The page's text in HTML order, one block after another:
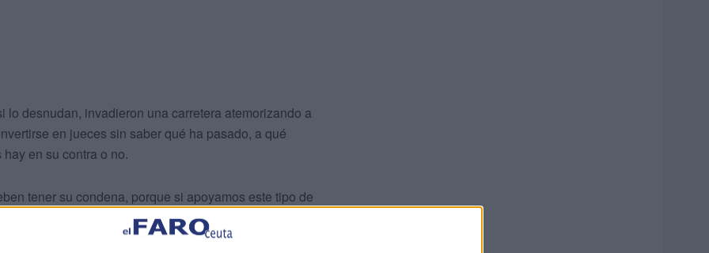
desnudan, invadieron una carretera atemorizando a
en jueces sin saber qué ha pasado, a qué
en su contra o no.
tener su condena, porque si apoyamos este tipo de
social sino las normas más básicas de convivencia.